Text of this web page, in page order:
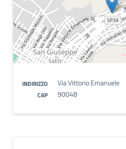
INDIRIZZO Via Vittorio Emanuele
CAP 90048